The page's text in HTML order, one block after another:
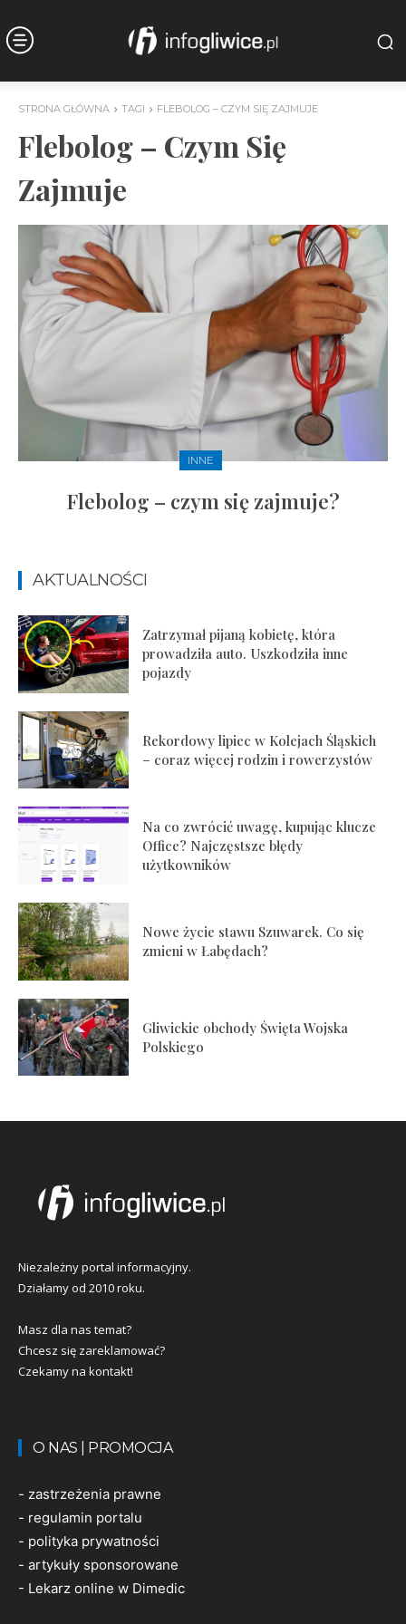
STRONA GŁÓWNA TAGI FLEBOLOG – CZYM SIĘ ZAJMUJE
Flebolog – Czym Się
Zajmuje
INNE
Flebolog – czym się zajmuje?
AKTUALNOŚCI
Zatrzymał pijaną kobietę, która
prowadziła auto. Uszkodziła inne
pojazdy
Rekordowy lipiec w Kolejach Śląskich
– coraz więcej rodzin i rowerzystów
Na co zwrócić uwagę, kupując klucze
Office? Najczęstsze błędy
użytkowników
Nowe życie stawu Szuwarek. Co się
zmieni w Łabędach?
Gliwickie obchody Święta Wojska
Polskiego
Niezależny portal informacyjny.
Działamy od 2010 roku.
Masz dla nas temat?
Chcesz się zareklamować?
Czekamy na kontakt!
O NAS | PROMOCJA
- zastrzeżenia prawne
- regulamin portalu
- polityka prywatności
- artykuły sponsorowane
- Lekarz online w Dimedic